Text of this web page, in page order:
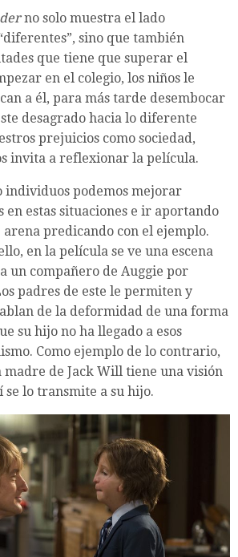
no solo muestra el lado
sino que también
que tiene que superar el
en el colegio, los niños le
a él, para más tarde desembocar
desagrado hacia lo diferente
prejuicios como sociedad,
invita a reflexionar la película.
individuos podemos mejorar
en estas situaciones e ir aportando
predicando con el ejemplo.
en la película se ve una escena
un compañero de Auggie por
padres de este le permiten y
de la deformidad de una forma
su hijo no ha llegado a esos
Como ejemplo de lo contrario,
madre de Jack Will tiene una visión
se lo transmite a su hijo.